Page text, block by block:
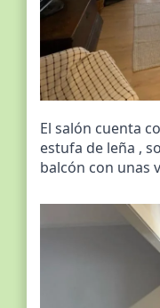
El salón cuenta
estufa de leña ,
balcón con unas